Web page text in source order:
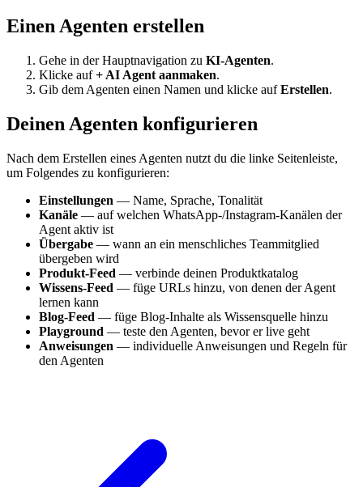
Einen Agenten erstellen
Gehe in der Hauptnavigation zu KI-Agenten.
Klicke auf+ AI Agent aanmaken.
Gib dem Agenten einen Namen und klicke aufErstellen.
Deinen Agenten konfigurieren
Nach dem Erstellen eines Agenten nutzt du die linke Seitenleiste,
um Folgendes zu konfigurieren:
Einstellungen — Name, Sprache, Tonalität
Kanäle — auf welchen WhatsApp-/Instagram-Kanälen der
Agent aktiv ist
Übergabe — wann an ein menschliches Teammitglied
übergeben wird
Produkt-Feed — verbinde deinen Produktkatalog
Wissens-Feed — füge URLs hinzu, von denen der Agent
lernen kann
Blog-Feed — füge Blog-Inhalte als Wissensquelle hinzu
Playground — teste den Agenten, bevor er live geht
Anweisungen — individuelle Anweisungen und Regeln für
den Agenten